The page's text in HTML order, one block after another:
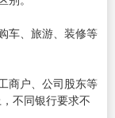
车、旅游、装修等
商户、公司股东等
不同银行要求不